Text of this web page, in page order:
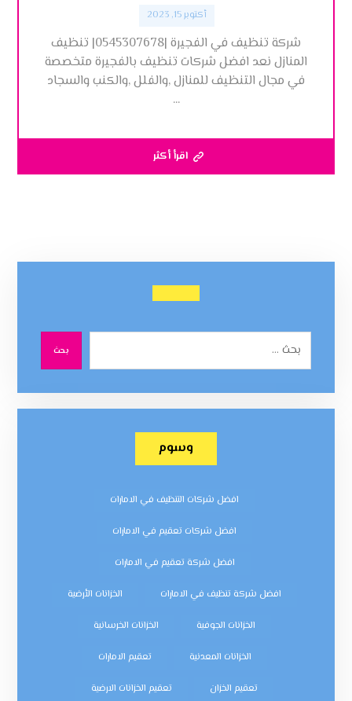
أكتوبر 15, 2023
شركة تنظيف في الفجيرة |0545307678| تنظيف
المنازل نعد افضل شركات تنظيف بالفجيرة متخصصة
في مجال التنظيف للمنازل ,والفلل ,والكنب والسجاد
...
اقرأ أكثر
بحث
وسوم
افضل شركات التنظيف في الامارات
افضل شركات تعقيم في الامارات
افضل شركة تعقيم في الامارات
افضل شركة تنظيف في الامارات الخزانات الأرضية
الخزانات الجوفية الخزانات الخرسانية
الخزانات المعدنية تعقيم الامارات
تعقيم الخزان تعقيم الخزانات الارضية